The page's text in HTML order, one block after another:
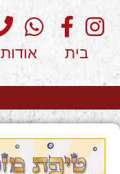
בית אודות